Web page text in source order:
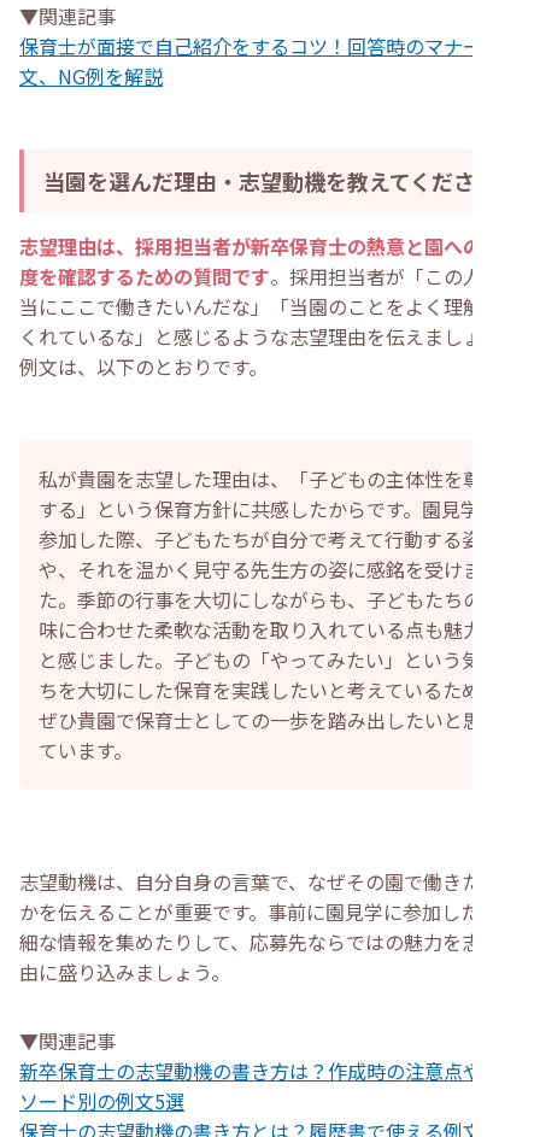
▼関連記事
保育士が面接で自己紹介をするコツ！回答時のマナーや例
文、NG例を解説
当園を選んだ理由・志望動機を教えてください
志望理由は、採用担当者が新卒保育士の熱意と園への理解
度を確認するための質問です。採用担当者が「この人は本
当にここで働きたいんだな」「当園のことをよく理解して
くれているな」と感じるような志望理由を伝えましょう。
例文は、以下のとおりです。
私が貴園を志望した理由は、「子どもの主体性を尊重
する」という保育方針に共感したからです。園見学に
参加した際、子どもたちが自分で考えて行動する姿
や、それを温かく見守る先生方の姿に感銘を受けまし
た。季節の行事を大切にしながらも、子どもたちの興
味に合わせた柔軟な活動を取り入れている点も魅力だ
と感じました。子どもの「やってみたい」という気持
ちを大切にした保育を実践したいと考えているため、
ぜひ貴園で保育士としての一歩を踏み出したいと思っ
ています。
志望動機は、自分自身の言葉で、なぜその園で働きたいの
かを伝えることが重要です。事前に園見学に参加したり詳
細な情報を集めたりして、応募先ならではの魅力を志望理
由に盛り込みましょう。
▼関連記事
新卒保育士の志望動機の書き方は？作成時の注意点やエピ
ソード別の例文5選